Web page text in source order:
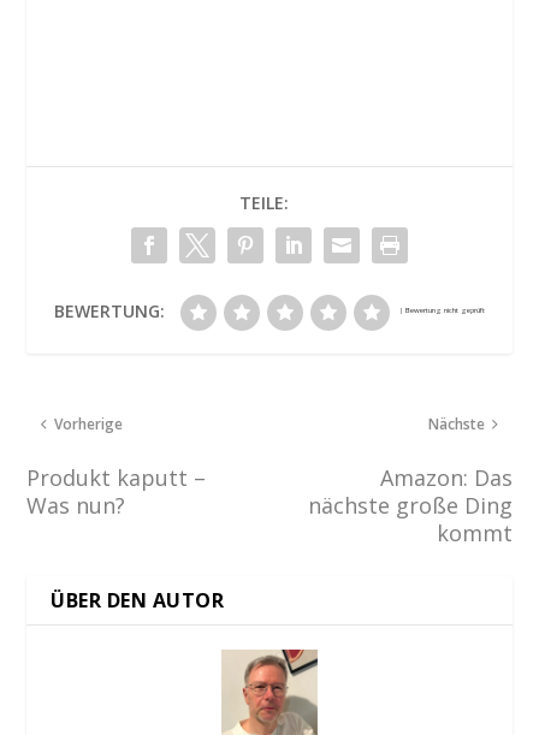
TEILE:
BEWERTUNG:
Vorherige
Produkt kaputt –
Was nun?
Nächste
Amazon: Das
nächste große Ding
kommt
ÜBER DEN AUTOR